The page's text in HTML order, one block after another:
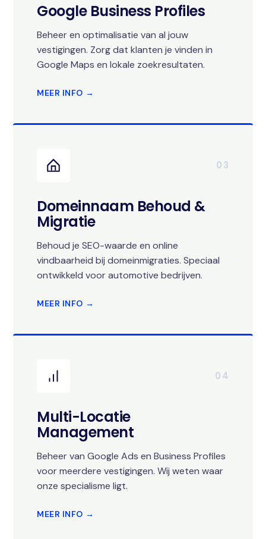
Google Business Profiles
Beheer en optimalisatie van al jouw
vestigingen. Zorg dat klanten je vinden in
Google Maps en lokale zoekresultaten.
MEER INFO →
03
Domeinnaam Behoud &
Migratie
Behoud je SEO-waarde en online
vindbaarheid bij domeinmigraties. Speciaal
ontwikkeld voor automotive bedrijven.
MEER INFO →
04
Multi-Locatie
Management
Beheer van Google Ads en Business Profiles
voor meerdere vestigingen. Wij weten waar
onze specialisme ligt.
MEER INFO →